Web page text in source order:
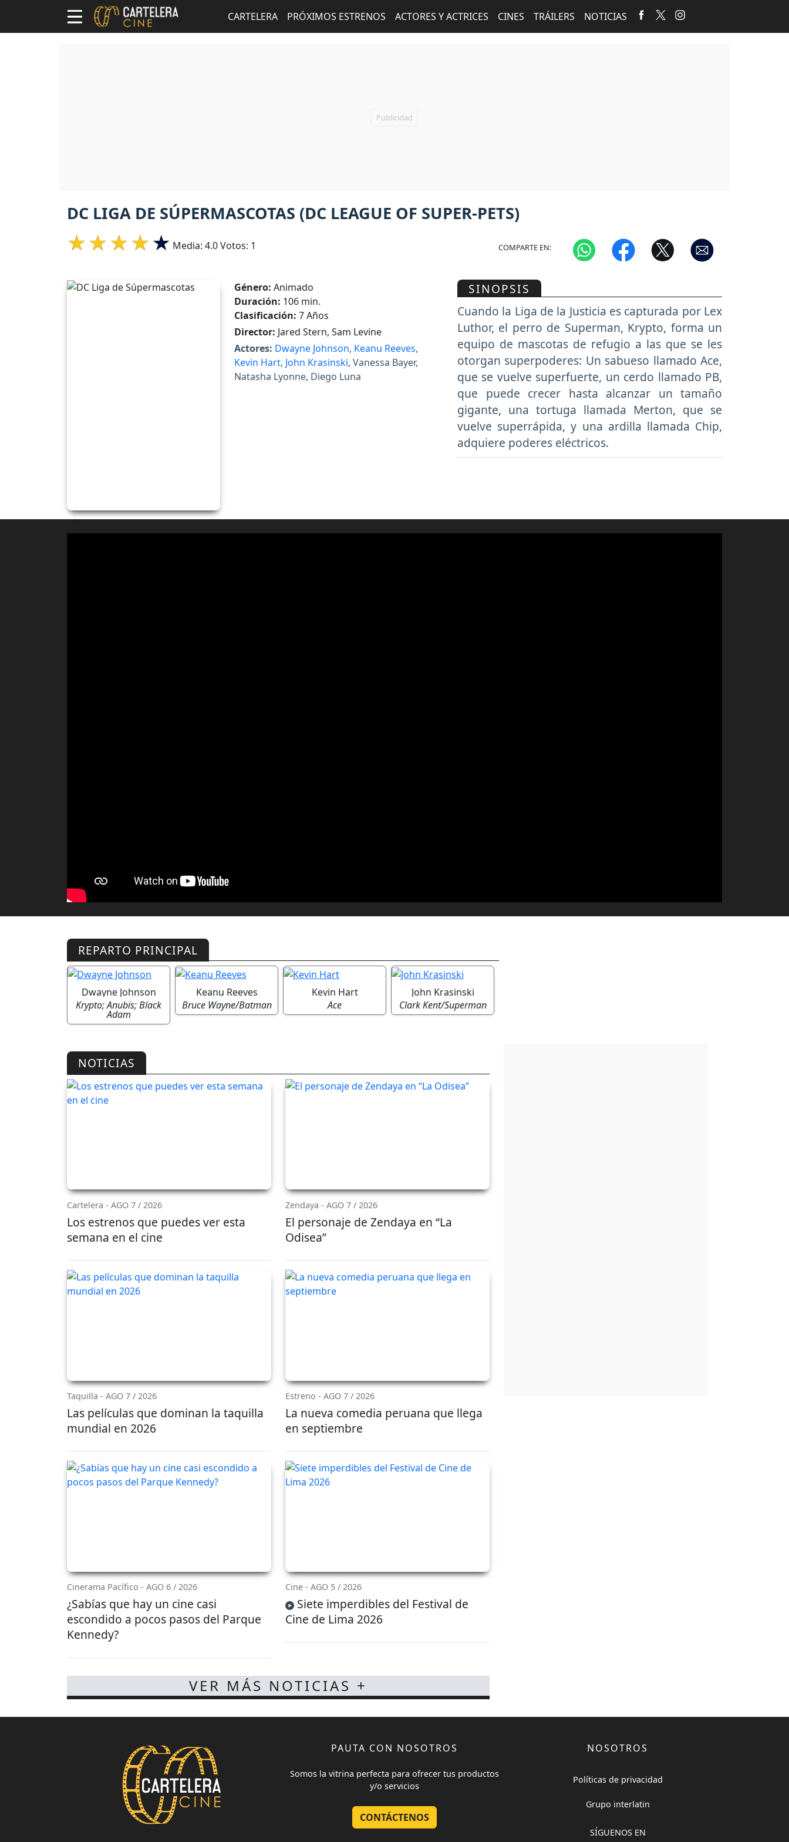
CARTELERA PRÓXIMOS ESTRENOS ACTORES Y ACTRICES CINES TRÁILERS NOTICIAS
DC LIGA DE SÚPERMASCOTAS (DC LEAGUE OF SUPER-PETS)
Media: 4.0Votos: 1 COMPARTE EN:
Género: Animado
Duración: 106 min.
Clasificación: 7 Años
Director: Jared Stern, Sam Levine
Actores: Dwayne Johnson, Keanu Reeves,
Kevin Hart, John Krasinski, Vanessa Bayer,
Natasha Lyonne, Diego Luna
SINOPSIS
Cuando la Liga de la Justicia es capturada por Lex
Luthor, el perro de Superman, Krypto, forma un
equipo de mascotas de refugio a las que se les
otorgan superpoderes: Un sabueso llamado Ace,
que se vuelve superfuerte, un cerdo llamado PB,
que puede crecer hasta alcanzar un tamaño
gigante, una tortuga llamada Merton, que se
vuelve superrápida, y una ardilla llamada Chip,
adquiere poderes eléctricos.
REPARTO PRINCIPAL
Dwayne Johnson
Krypto; Anubis; Black
Adam
Keanu Reeves
Bruce Wayne/Batman
Kevin Hart
Ace
John Krasinski
Clark Kent/Superman
NOTICIAS
Cartelera - AGO 7 / 2026
Los estrenos que puedes ver esta
semana en el cine
Zendaya - AGO 7 / 2026
El personaje de Zendaya en “La
Odisea”
Taquilla - AGO 7 / 2026
Las películas que dominan la taquilla
mundial en 2026
Estreno - AGO 7 / 2026
La nueva comedia peruana que llega
en septiembre
Cinerama Pacífico - AGO 6 / 2026
¿Sabías que hay un cine casi
escondido a pocos pasos del Parque
Kennedy?
Cine - AGO 5 / 2026
Siete imperdibles del Festival de
Cine de Lima 2026
VER MÁS NOTICIAS +
PAUTA CON NOSOTROS
Somos la vitrina perfecta para ofrecer tus productos
y/o servicios
CONTÁCTENOS
NOSOTROS
Políticas de privacidad
Grupo interlatin
SÍGUENOS EN